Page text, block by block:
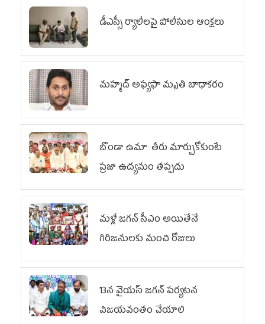
డీఎస్సీ ర్యాలీలపై పోలీసుల ఆంక్షలు
మహ్మద్‌ అఫ్యఫా మృతి బాధాకరం
బొండా ఉమా తీరు మార్చుకోకుంటే
ప్రజా ఉద్యమం తప్పదు
మళ్లీ జగన్ సీఎం అయితేనే
గిరిజనులకు మంచి రోజులు
13న వైయస్‌ జగన్‌ పర్యటన
విజయవంతం చేయాలి